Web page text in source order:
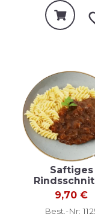
Saftiges
9,70 €
Best.-Nr: